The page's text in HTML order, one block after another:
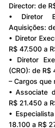
Director: de
• Diretor
Aquisições:
• Diretor
R$ 47.500 a
• Diretor
(CRO): de
– Cargos que
• Associate
R$ 21.450 a
•
18.100 a R$